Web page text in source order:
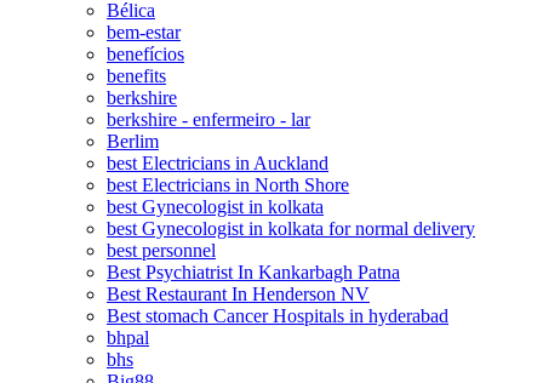
Bélica
bem-estar
benefícios
benefits
berkshire
berkshire - enfermeiro - lar
Berlim
best Electricians in Auckland
best Electricians in North Shore
best Gynecologist in kolkata
best Gynecologist in kolkata for normal delivery
best personnel
Best Psychiatrist In Kankarbagh Patna
Best Restaurant In Henderson NV
Best stomach Cancer Hospitals in hyderabad
bhpal
bhs